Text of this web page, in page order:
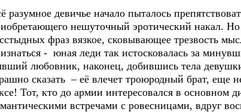
разумное девичье начало пыталось
нешуточный эротический накал.
фраз вязкое, сковывающее трезвость
- юная леди так истосковалась за
любовник, наконец, добившись тела
сказать – её влечет троюродный брат,
Тот, кто до армии интересовался в основном
встречами с ровесницами, вдруг